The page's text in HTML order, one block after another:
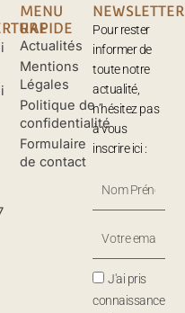
MENU
RAPIDE
Actualités
Mentions
Légales
Politique de
confidentialité
Formulaire
de contact
NEWSLETTER
Pour rester
informer de
toute notre
actualité,
n’hésitez pas
à vous
inscrire ici :
J'ai pris
connaissance